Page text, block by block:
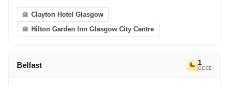
Clayton Hotel Glasgow
Hilton Garden Inn Glasgow City Centre
Belfast 1
GECE